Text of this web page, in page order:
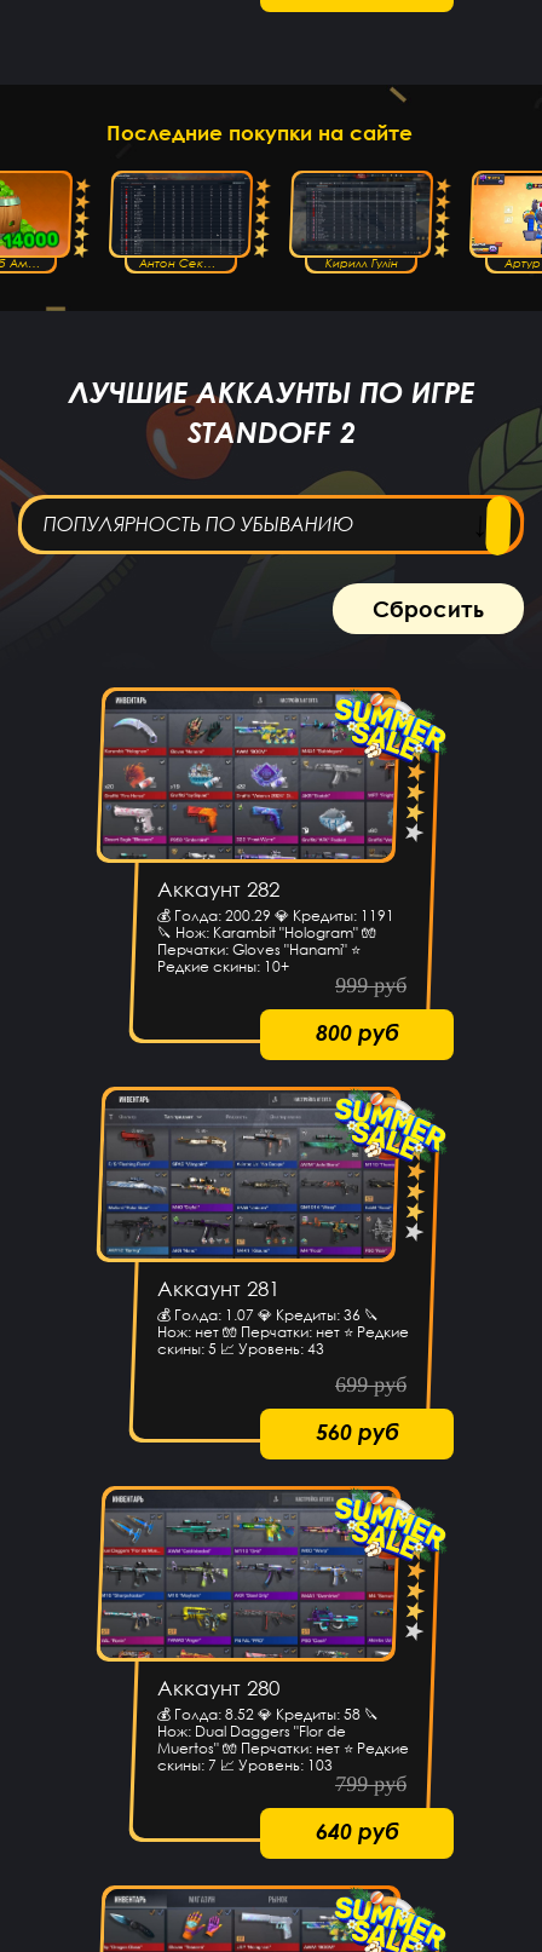
Последние покупки на сайте
Кирилл Гулін
ЛУЧШИЕ АККАУНТЫ ПО ИГРЕ
STANDOFF 2
Сбросить
ПОПУЛЯРНОСТЬ ПО УБЫВАНИЮ
Аккаунт 282
💰 Голда: 200.29 💎 Кредиты: 1191
🔪 Нож: Karambit "Hologram" 🧤
Перчатки: Gloves "Hanami" ⭐️
Редкие скины: 10+
999 руб
800 руб
Аккаунт 281
💰 Голда: 1.07 💎 Кредиты: 36 🔪
Нож: нет 🧤 Перчатки: нет ⭐️ Редкие
скины: 5 📈 Уровень: 43
699 руб
560 руб
Аккаунт 280
💰 Голда: 8.52 💎 Кредиты: 58 🔪
Нож: Dual Daggers "Flor de
Muertos" 🧤 Перчатки: нет ⭐️ Редкие
скины: 7 📈 Уровень: 103
799 руб
640 руб